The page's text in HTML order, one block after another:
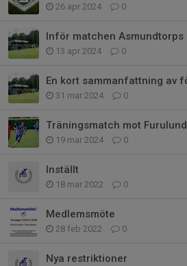
26 apr 2024 0
Inför matchen Asmundtorps
13 apr 2024 0
En kort sammanfattning av
31 mar 2024 0
Träningsmatch mot Furulund
19 mar 2024 0
Inställt
18 mar 2022 0
Medlemsmöte
28 feb 2022 0
Nya restriktioner